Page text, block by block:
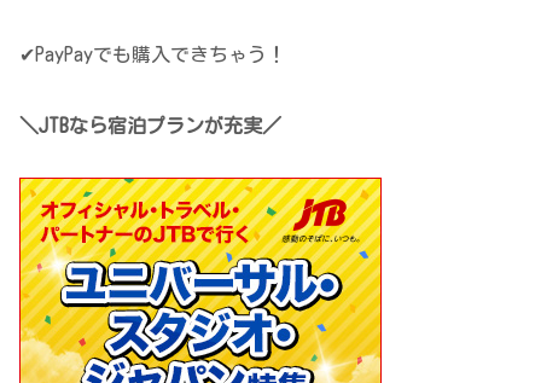
✔PayPayでも購入できちゃう！
＼JTBなら宿泊プランが充実／